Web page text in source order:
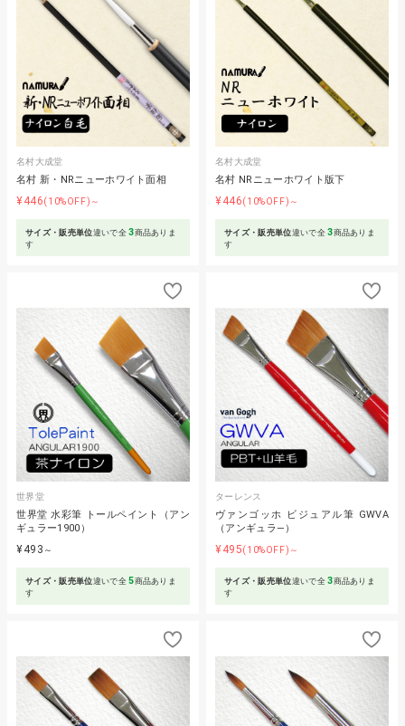
名村大成堂
名村 新・NRニューホワイト面相
¥446(10%OFF)～
サイズ・販売単位違いで全3商品ありま
す
名村大成堂
名村 NRニューホワイト版下
¥446(10%OFF)～
サイズ・販売単位違いで全3商品ありま
す
世界堂
世界堂 水彩筆 トールペイント（アン
ギュラー1900）
¥493 ～
サイズ・販売単位違いで全5商品ありま
す
ターレンス
ヴァンゴッホ ビジュアル筆 GWVA
（アンギュラ―）
¥495(10%OFF)～
サイズ・販売単位違いで全3商品ありま
す